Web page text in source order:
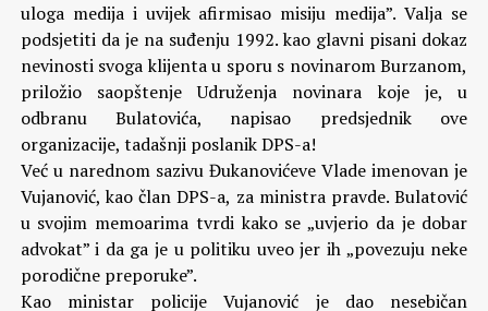
uloga medija i uvijek afirmisao misiju medija”. Valja se
podsjetiti da je na suđenju 1992. kao glavni pisani dokaz
nevinosti svoga klijenta u sporu s novinarom Burzanom,
priložio saopštenje Udruženja novinara koje je, u
odbranu Bulatovića, napisao predsjednik ove
organizacije, tadašnji poslanik DPS-a!
Već u narednom sazivu Đukanovićeve Vlade imenovan je
Vujanović, kao član DPS-a, za ministra pravde. Bulatović
u svojim memoarima tvrdi kako se „uvjerio da je dobar
advokat” i da ga je u politiku uveo jer ih „povezuju neke
porodične preporuke”.
Kao ministar policije Vujanović je dao nesebičan